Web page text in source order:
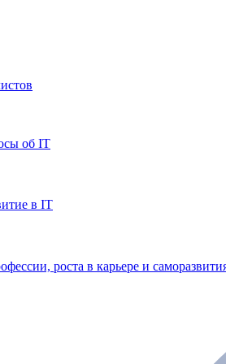
об IT
в IT
роста в карьере и